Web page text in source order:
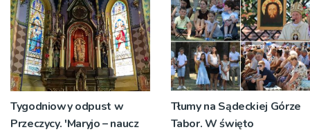
Tygodniowy odpust w
Przeczycy. 'Maryjo – naucz
Tłumy na Sądeckiej Górze
Tabor. W święto